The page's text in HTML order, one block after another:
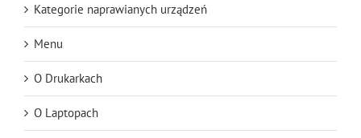
Kategorie naprawianych urządzeń
Menu
O Drukarkach
O Laptopach